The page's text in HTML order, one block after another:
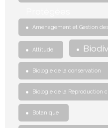
Aménagement et Gestion
Attitude
Biologie de la conservation
Biologie de la Reproduction
Botanique